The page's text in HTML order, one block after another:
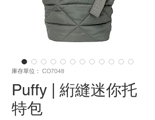
庫存單位： CO7048
Puffy | 絎縫迷你托
特包